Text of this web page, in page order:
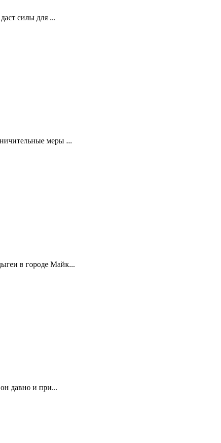
силы для ...
меры ...
в городе Майк...
давно и при...